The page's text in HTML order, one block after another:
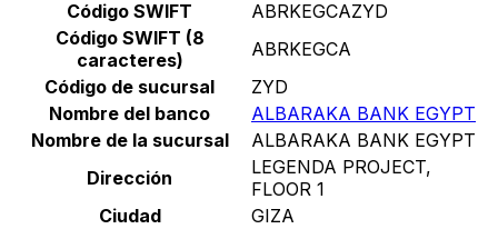
Código SWIFT
ABRKEGCAZYD
Código SWIFT (8
caracteres)
ABRKEGCA
Código de sucursal
ZYD
Nombre del banco
ALBARAKA BANK EGYPT
Nombre de la sucursal
ALBARAKA BANK EGYPT
Dirección
LEGENDA PROJECT,
FLOOR 1
Ciudad
GIZA